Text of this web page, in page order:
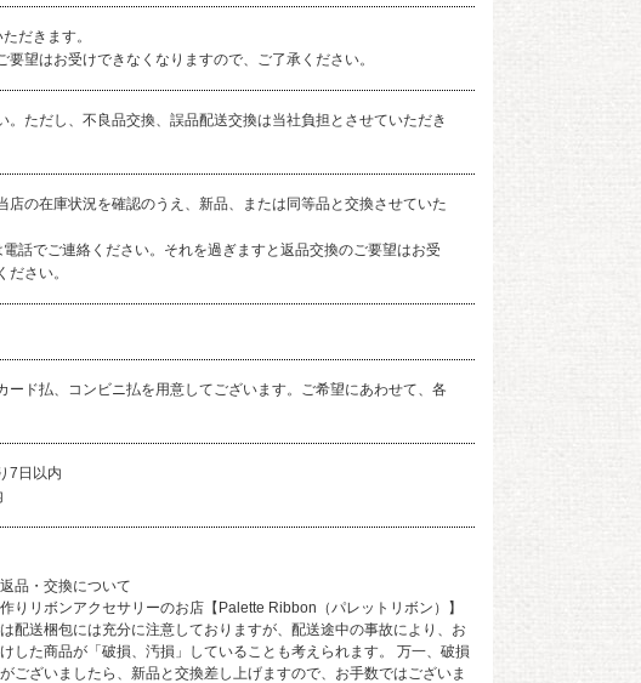
だきます。
望はお受けできなくなりますので、ご了承ください。
。ただし、不良品交換、誤品配送交換は当社負担とさせていただき
店の在庫状況を確認のうえ、新品、または同等品と交換させていた
話でご連絡ください。それを過ぎますと返品交換のご要望はお受
さい。
ード払、コンビニ払を用意してございます。ご希望にあわせて、各
7日以内
品・交換について
りリボンアクセサリーのお店【Palette Ribbon（パレットリボン）】
配送梱包には充分に注意しておりますが、配送途中の事故により、お
した商品が「破損、汚損」していることも考えられます。 万一、破損
ございましたら、新品と交換差し上げますので、お手数ではございま